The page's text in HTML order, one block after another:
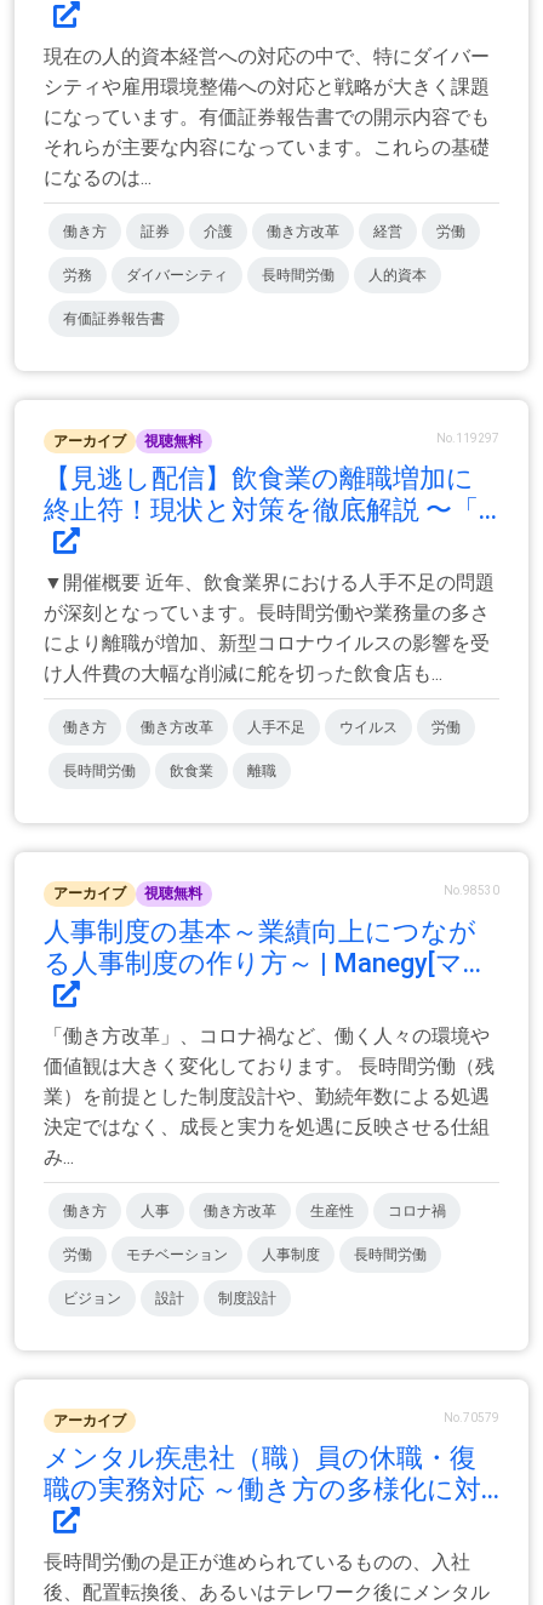
現在の人的資本経営への対応の中で、特にダイバー
シティや雇用環境整備への対応と戦略が大きく課題
になっています。有価証券報告書での開示内容でも
それらが主要な内容になっています。これらの基礎
になるのは...
働き方 証券 介護 働き方改革 経営 労働
労務 ダイバーシティ 長時間労働 人的資本
有価証券報告書
アーカイブ 視聴無料 No.119297
【見逃し配信】飲食業の離職増加に
終止符！現状と対策を徹底解説 〜「...
▼開催概要 近年、飲食業界における人手不足の問題
が深刻となっています。長時間労働や業務量の多さ
により離職が増加、新型コロナウイルスの影響を受
け人件費の大幅な削減に舵を切った飲食店も...
働き方 働き方改革 人手不足 ウイルス 労働
長時間労働 飲食業 離職
アーカイブ 視聴無料 No.98530
人事制度の基本～業績向上につなが
る人事制度の作り方～ | Manegy[マ...
「働き方改革」、コロナ禍など、働く人々の環境や
価値観は大きく変化しております。 長時間労働（残
業）を前提とした制度設計や、勤続年数による処遇
決定ではなく、成長と実力を処遇に反映させる仕組
み...
働き方 人事 働き方改革 生産性 コロナ禍
労働 モチベーション 人事制度 長時間労働
ビジョン 設計 制度設計
アーカイブ No.70579
メンタル疾患社（職）員の休職・復
職の実務対応 ～働き方の多様化に対...
長時間労働の是正が進められているものの、入社
後、配置転換後、あるいはテレワーク後にメンタル